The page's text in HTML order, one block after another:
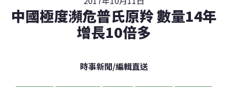
中國極度瀕危普氏原羚 數量14年
增長10倍多
時事新聞/編輯直送